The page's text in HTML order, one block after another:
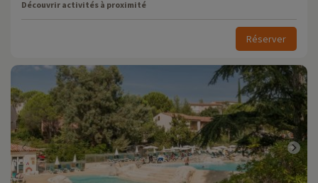
Découvrir activités à proximité
Réserver